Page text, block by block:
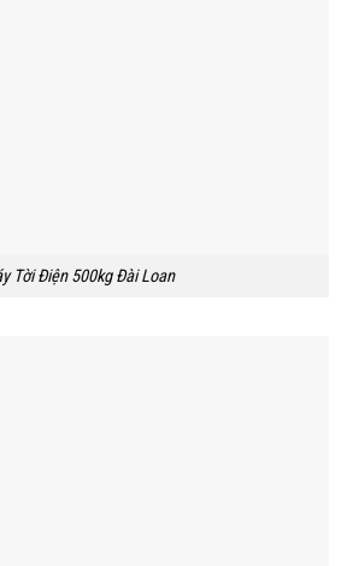
Tời Điện 500kg Đài Loan